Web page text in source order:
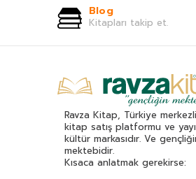
Blog
Kitapları takip et.
Ravza Kitap, Türkiye
kitap satış platformu ve
kültür markasıdır. Ve
mektebidir.
Kısaca anlatmak gerekirse: